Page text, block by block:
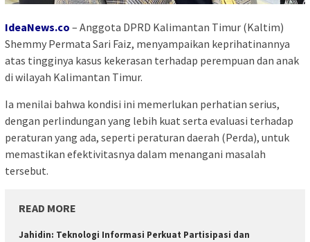
IdeaNews.co – Anggota DPRD Kalimantan Timur (Kaltim)
Shemmy Permata Sari Faiz, menyampaikan keprihatinannya
atas tingginya kasus kekerasan terhadap perempuan dan anak
di wilayah Kalimantan Timur.
Ia menilai bahwa kondisi ini memerlukan perhatian serius,
dengan perlindungan yang lebih kuat serta evaluasi terhadap
peraturan yang ada, seperti peraturan daerah (Perda), untuk
memastikan efektivitasnya dalam menangani masalah
tersebut.
READ MORE
Jahidin: Teknologi Informasi Perkuat Partisipasi dan